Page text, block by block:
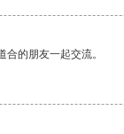
的朋友一起交流。